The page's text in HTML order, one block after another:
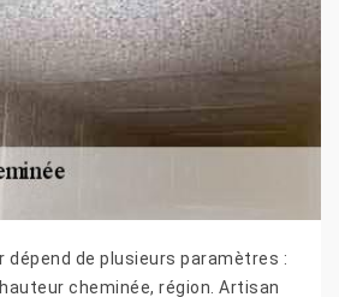
dépend de plusieurs paramètres :
cheminée, région. Artisan